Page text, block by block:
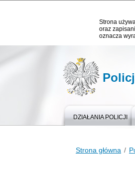
Strona
oraz
oznacza
DZIAŁANIA POLICJI
Strona główna